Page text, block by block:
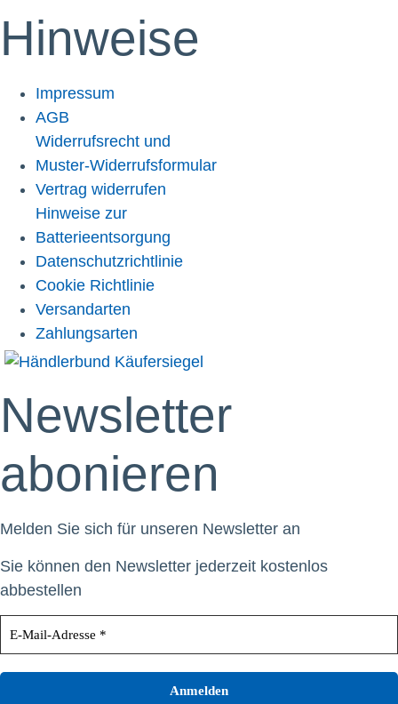
Hinweise
Impressum
AGB
Widerrufsrecht und
Muster-Widerrufsformular
Vertrag widerrufen
Hinweise zur
Batterieentsorgung
Datenschutzrichtlinie
Cookie Richtlinie
Versandarten
Zahlungsarten
Newsletter
abonieren
Melden Sie sich für unseren Newsletter an
Sie können den Newsletter jederzeit kostenlos
abbestellen